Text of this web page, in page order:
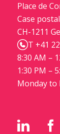
Place de
Case
CH-1211
T +41
8:30 AM –
1:30 PM –
Monday to